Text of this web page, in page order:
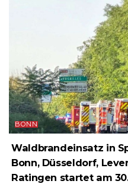
BONN
Waldbrandeinsatz in
Bonn, Düsseldorf,
Ratingen startet am